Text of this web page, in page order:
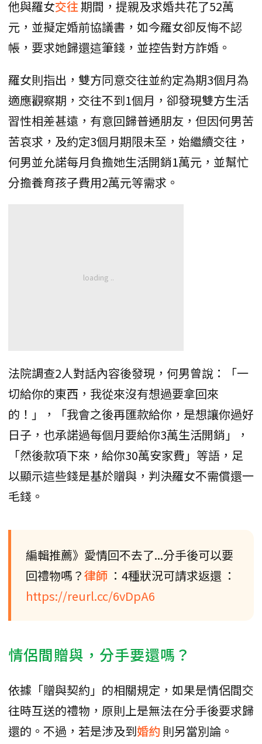
他與羅女交往期間，提親及求婚共花了52萬
元，並擬定婚前協議書，如今羅女卻反悔不認
帳，要求她歸還這筆錢，並控告對方詐婚。
羅女則指出，雙方同意交往並約定為期3個月為
適應觀察期，交往不到1個月，卻發現雙方生活
習性相差甚遠，有意回歸普通朋友，但因何男苦
苦哀求，及約定3個月期限未至，始繼續交往，
何男並允諾每月負擔她生活開銷1萬元，並幫忙
分擔養育孩子費用2萬元等需求。
法院調查2人對話內容後發現，何男曾說：「一
切給你的東西，我從來沒有想過要拿回來
的！」，「我會之後再匯款給你，是想讓你過好
日子，也承諾過每個月要給你3萬生活開銷」，
「然後款項下來，給你30萬安家費」等語，足
以顯示這些錢是基於贈與，判決羅女不需償還一
毛錢。
編輯推薦》愛情回不去了...分手後可以要
回禮物嗎？律師 ：4種狀況可請求返還 ：
https://reurl.cc/6vDpA6
情侶間贈與，分手要還嗎？
依據「贈與契約」的相關規定，如果是情侶間交
往時互送的禮物，原則上是無法在分手後要求歸
還的。不過，若是涉及到婚約 則另當別論。